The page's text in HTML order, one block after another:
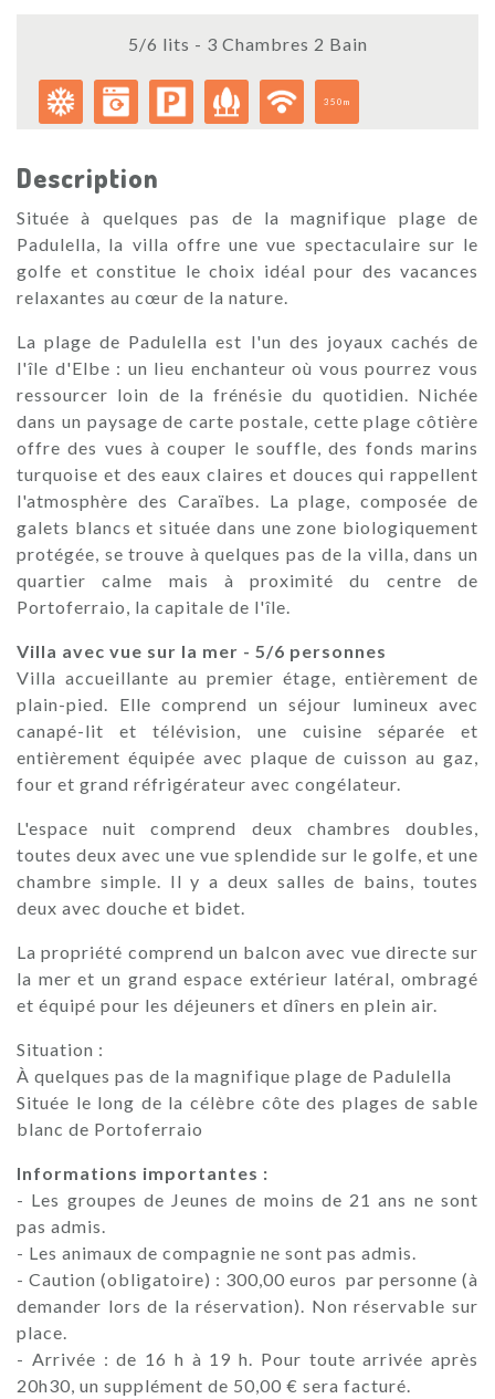
5/6 lits - 3 Chambres 2 Bain
350m
Description
Située à quelques pas de la magnifique plage de
Padulella, la villa offre une vue spectaculaire sur le
golfe et constitue le choix idéal pour des vacances
relaxantes au cœur de la nature.
La plage de Padulella est l'un des joyaux cachés de
l'île d'Elbe : un lieu enchanteur où vous pourrez vous
ressourcer loin de la frénésie du quotidien. Nichée
dans un paysage de carte postale, cette plage côtière
offre des vues à couper le souffle, des fonds marins
turquoise et des eaux claires et douces qui rappellent
l'atmosphère des Caraïbes. La plage, composée de
galets blancs et située dans une zone biologiquement
protégée, se trouve à quelques pas de la villa, dans un
quartier calme mais à proximité du centre de
Portoferraio, la capitale de l'île.
Villa avec vue sur la mer - 5/6 personnes
Villa accueillante au premier étage, entièrement de
plain-pied. Elle comprend un séjour lumineux avec
canapé-lit et télévision, une cuisine séparée et
entièrement équipée avec plaque de cuisson au gaz,
four et grand réfrigérateur avec congélateur.
L'espace nuit comprend deux chambres doubles,
toutes deux avec une vue splendide sur le golfe, et une
chambre simple. Il y a deux salles de bains, toutes
deux avec douche et bidet.
La propriété comprend un balcon avec vue directe sur
la mer et un grand espace extérieur latéral, ombragé
et équipé pour les déjeuners et dîners en plein air.
Situation :
À quelques pas de la magnifique plage de Padulella
Située le long de la célèbre côte des plages de sable
blanc de Portoferraio
Informations importantes :
- Les groupes de Jeunes de moins de 21 ans ne sont
pas admis.
- Les animaux de compagnie ne sont pas admis.
- Caution (obligatoire) : 300,00 euros par personne (à
demander lors de la réservation). Non réservable sur
place.
- Arrivée : de 16 h à 19 h. Pour toute arrivée après
20h30, un supplément de 50,00 € sera facturé.